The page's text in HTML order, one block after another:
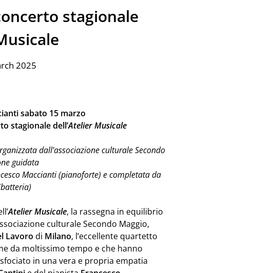
stagionale
2025
sabato 15 marzo
stagionale dell’Atelier Musicale
dall’associazione culturale Secondo
guidata
Maccianti (pianoforte) e completata da
Atelier Musicale, la rassegna in equilibrio
culturale Secondo Maggio,
Lavoro di Milano, l’eccellente quartetto
da moltissimo tempo e che hanno
in una vera e propria empatia